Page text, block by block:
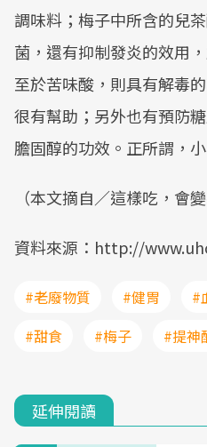
調味料；梅子中所含的兒
菌，還有抑制發炎的效用
至於苦味酸，則具有解毒
很有幫助；另外也有預防
膽固醇的功效。正所謂，
（本文摘自／這樣吃，會
資料來源：http://
#老廢物質 #健胃 #
#甜食
#梅子 #提神
延伸閱讀